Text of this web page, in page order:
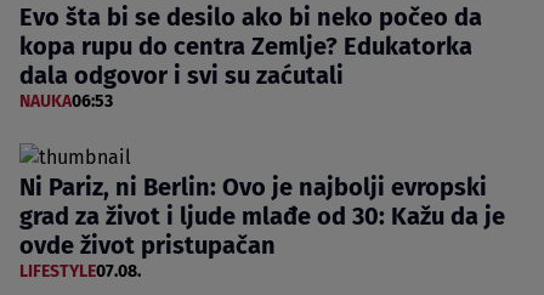
Evo šta bi se desilo ako bi neko počeo da
kopa rupu do centra Zemlje? Edukatorka
dala odgovor i svi su zaćutali
NAUKA06:53
Ni Pariz, ni Berlin: Ovo je najbolji evropski
grad za život i ljude mlađe od 30: Kažu da je
ovde život pristupačan
LIFESTYLE07.08.